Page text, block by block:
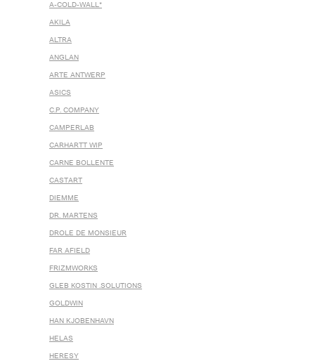
A-COLD-WALL*
AKILA
ALTRA
ANGLAN
ARTE ANTWERP
ASICS
C.P. COMPANY
CAMPERLAB
CARHARTT WIP
CARNE BOLLENTE
CASTART
DIEMME
DR. MARTENS
DROLE DE MONSIEUR
FAR AFIELD
FRIZMWORKS
GLEB KOSTIN .SOLUTIONS
GOLDWIN
HAN KJOBENHAVN
HELAS
HERESY